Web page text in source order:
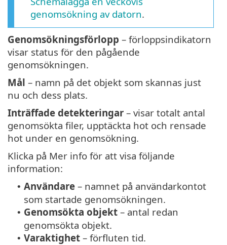
genomsökning av datorn.
Genomsökningsförlopp – förloppsindikatorn
visar status för den pågående
genomsökningen.
Mål – namn på det objekt som skannas just
nu och dess plats.
Inträffade detekteringar – visar totalt antal
genomsökta filer, upptäckta hot och rensade
hot under en genomsökning.
Klicka på Mer info för att visa följande
information:
• Användare – namnet på användarkontot
som startade genomsökningen.
• Genomsökta objekt – antal redan
genomsökta objekt.
• Varaktighet – förfluten tid.